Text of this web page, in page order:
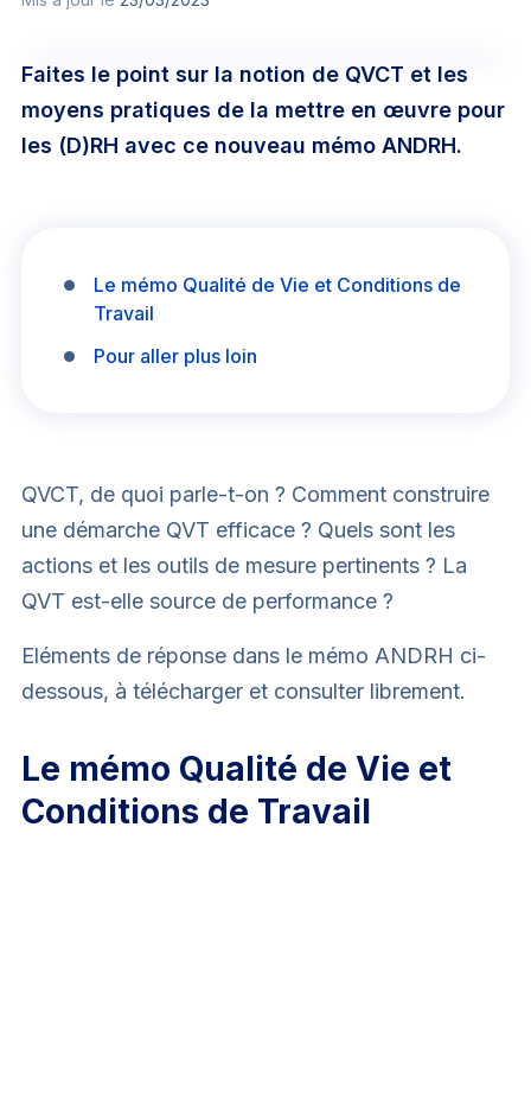
Connexion
Faites le point sur la notion de QVCT et les
moyens pratiques de la mettre en œuvre pour
les (D)RH avec ce nouveau mémo ANDRH.
Le mémo Qualité de Vie et Conditions de
Travail
Pour aller plus loin
QVCT, de quoi parle-t-on ? Comment construire
une démarche QVT efficace ? Quels sont les
actions et les outils de mesure pertinents ? La
QVT est-elle source de performance ?
Eléments de réponse dans le mémo ANDRH ci-
dessous, à télécharger et consulter librement.
Le mémo Qualité de Vie et
Conditions de Travail